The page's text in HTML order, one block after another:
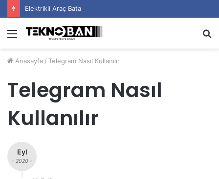
Elektrikli Araç Bataryalarının Ömrü Nasıl Uzatılır?
Menü
Anasayfa / Telegram Nasıl Kullanılır
Telegram Nasıl
Kullanılır
Eyl
- 2020 -